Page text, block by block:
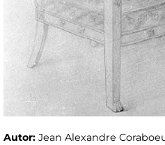
Autor: Jean Alexandre